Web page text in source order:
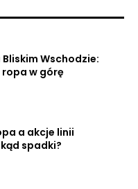
Wschodzie:
ropa w górę
a akcje linii
spadki?